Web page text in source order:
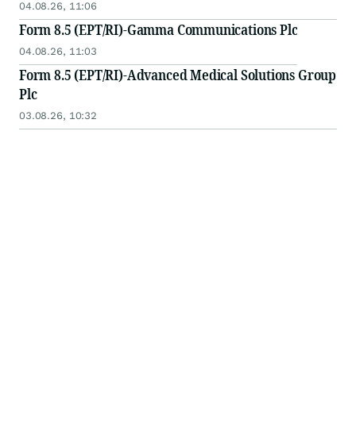
04.08.26, 11:06
Form 8.5 (EPT/RI)-Gamma Communications Plc
04.08.26, 11:03
Form 8.5 (EPT/RI)-Advanced Medical Solutions Group
Plc
03.08.26, 10:32